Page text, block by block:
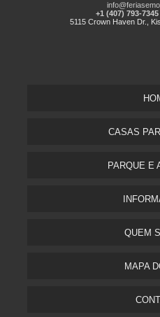
+1 (407) 793-
5115 Crown Haven Dr.,
CASAS
PARQUE E
QUEM
MAPA